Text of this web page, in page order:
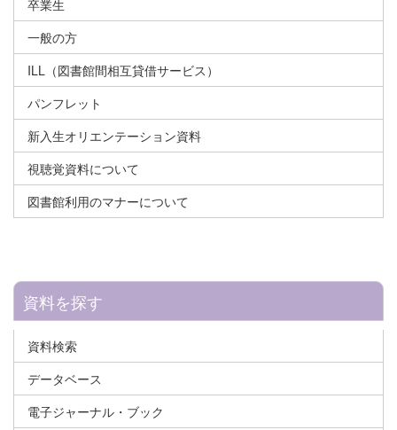
卒業生
一般の方
ILL（図書館間相互貸借サービス）
パンフレット
新入生オリエンテーション資料
視聴覚資料について
図書館利用のマナーについて
資料を探す
資料検索
データベース
電子ジャーナル・ブック